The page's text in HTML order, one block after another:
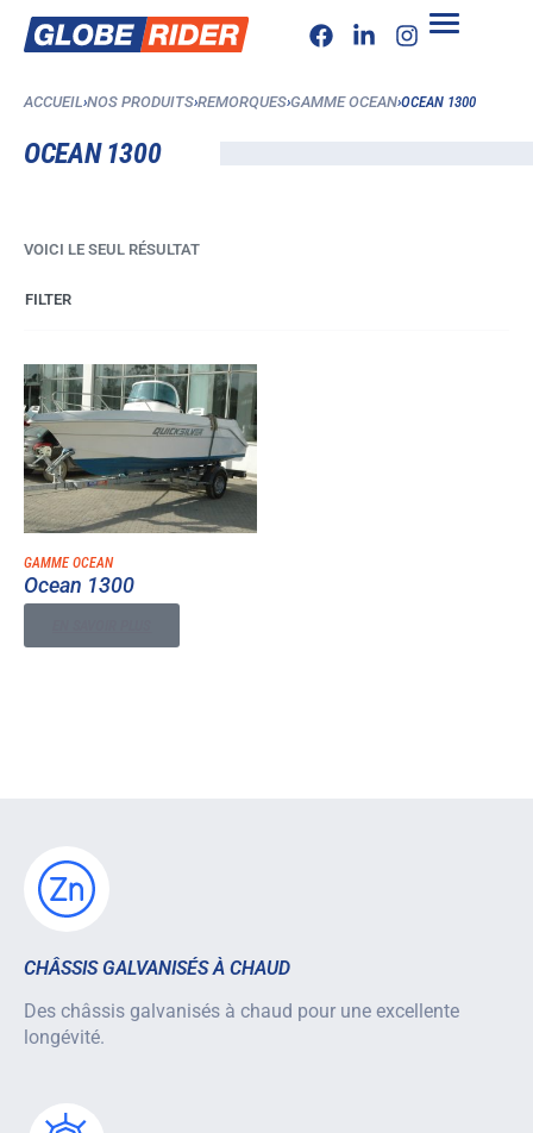
ACCUEIL›NOS PRODUITS›REMORQUES›GAMME OCEAN›OCEAN 1300
OCEAN 1300
VOICI LE SEUL RÉSULTAT
FILTER
GAMME OCEAN
Ocean 1300
CHÂSSIS GALVANISÉS À CHAUD
Des châssis galvanisés à chaud pour une excellente
longévité.